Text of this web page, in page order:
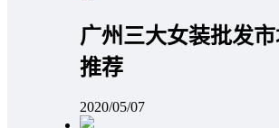
广州三大女装批发
推荐
2020/05/07